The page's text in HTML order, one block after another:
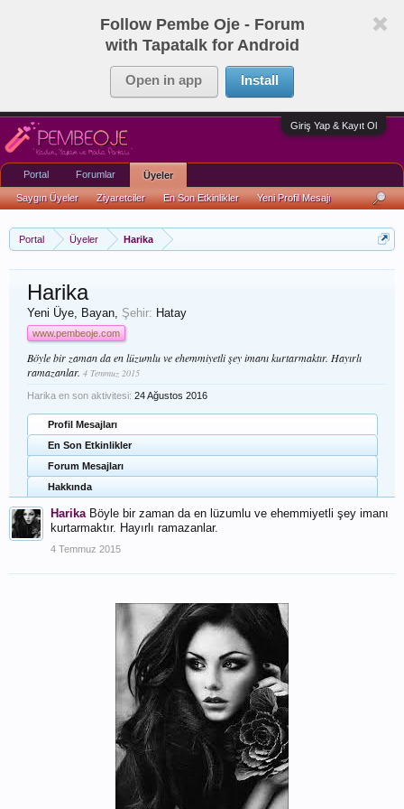
Follow Pembe Oje - Forum
with Tapatalk for Android
Open in app Install
Giriş Yap & Kayıt Ol
Portal Üyeler Harika
Harika
Yeni Üye, Bayan, Şehir: Hatay
www.pembeoje.com
Böyle bir zaman da en lüzumlu ve ehemmiyetli şey imanı kurtarmaktır. Hayırlı
ramazanlar. 4 Temmuz 2015
Harika en son aktivitesi: 24 Ağustos 2016
Profil Mesajları
En Son Etkinlikler
Forum Mesajları
Hakkında
Harika Böyle bir zaman da en lüzumlu ve ehemmiyetli şey imanı
kurtarmaktır. Hayırlı ramazanlar.
4 Temmuz 2015
Portal Forumlar Üyeler
Saygın Üyeler Ziyaretciler En Son Etkinlikler Yeni Profil Mesajı